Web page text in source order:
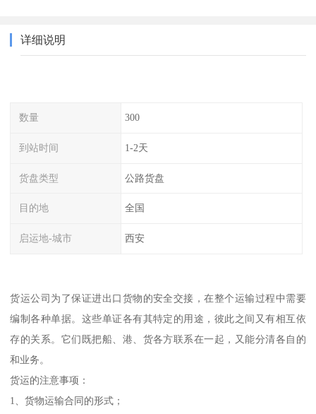
详细说明
数量 300
到站时间 1-2天
货盘类型 公路货盘
目的地 全国
启运地-城市 西安
货运公司为了保证进出口货物的安全交接，在整个运输过程中需要
编制各种单据。这些单证各有其特定的用途，彼此之间又有相互依
存的关系。它们既把船、港、货各方联系在一起，又能分清各自的
和业务。
货运的注意事项：
1、货物运输合同的形式；